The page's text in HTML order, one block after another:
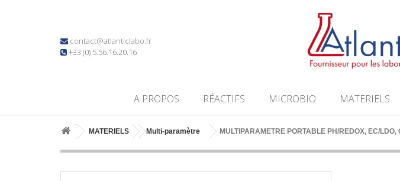
contact@atlanticlabo.fr
+33 (0) 5.56.16.20.16
A PROPOS RÉACTIFS MICROBIO MATERIELS
MATERIELS Multi-paramètre MULTIPARAMETRE PORTABLE PH/REDOX, EC/